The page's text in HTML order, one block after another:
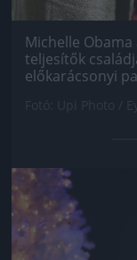
Michelle
teljesítők
előkarácsonyi